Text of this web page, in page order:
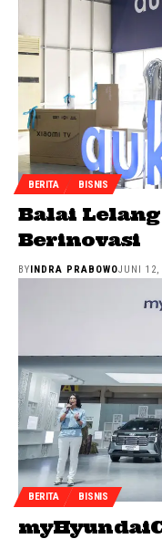
BERITA BISNIS
Balai
Berinovasi
BYINDRA PRABOWOJUNI 12,
BERITA BISNIS